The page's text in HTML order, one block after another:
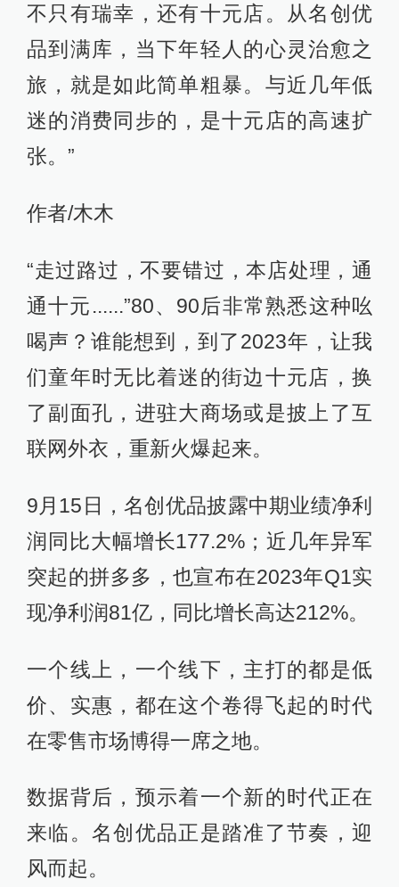
不只有瑞幸，还有十元店。从名创优
品到满库，当下年轻人的心灵治愈之
旅，就是如此简单粗暴。与近几年低
迷的消费同步的，是十元店的高速扩
张。”
作者/木木
“走过路过，不要错过，本店处理，通
通十元......”80、90后非常熟悉这种吆
喝声？谁能想到，到了2023年，让我
们童年时无比着迷的街边十元店，换
了副面孔，进驻大商场或是披上了互
联网外衣，重新火爆起来。
9月15日，名创优品披露中期业绩净利
润同比大幅增长177.2%；近几年异军
突起的拼多多，也宣布在2023年Q1实
现净利润81亿，同比增长高达212%。
一个线上，一个线下，主打的都是低
价、实惠，都在这个卷得飞起的时代
在零售市场博得一席之地。
数据背后，预示着一个新的时代正在
来临。名创优品正是踏准了节奏，迎
风而起。